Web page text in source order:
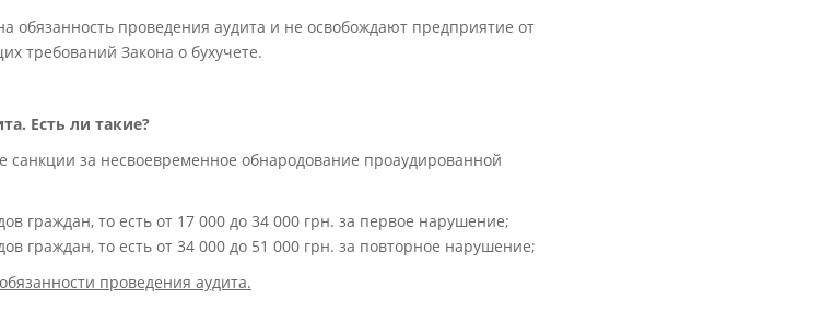
обязанность проведения аудита и не освобождают предприятие от
требований Закона о бухучете.
Есть ли такие?
за несвоевременное обнародование проаудированной
граждан, то есть от 17 000 до 34 000 грн. за первое нарушение;
граждан, то есть от 34 000 до 51 000 грн. за повторное нарушение;
проведения аудита.